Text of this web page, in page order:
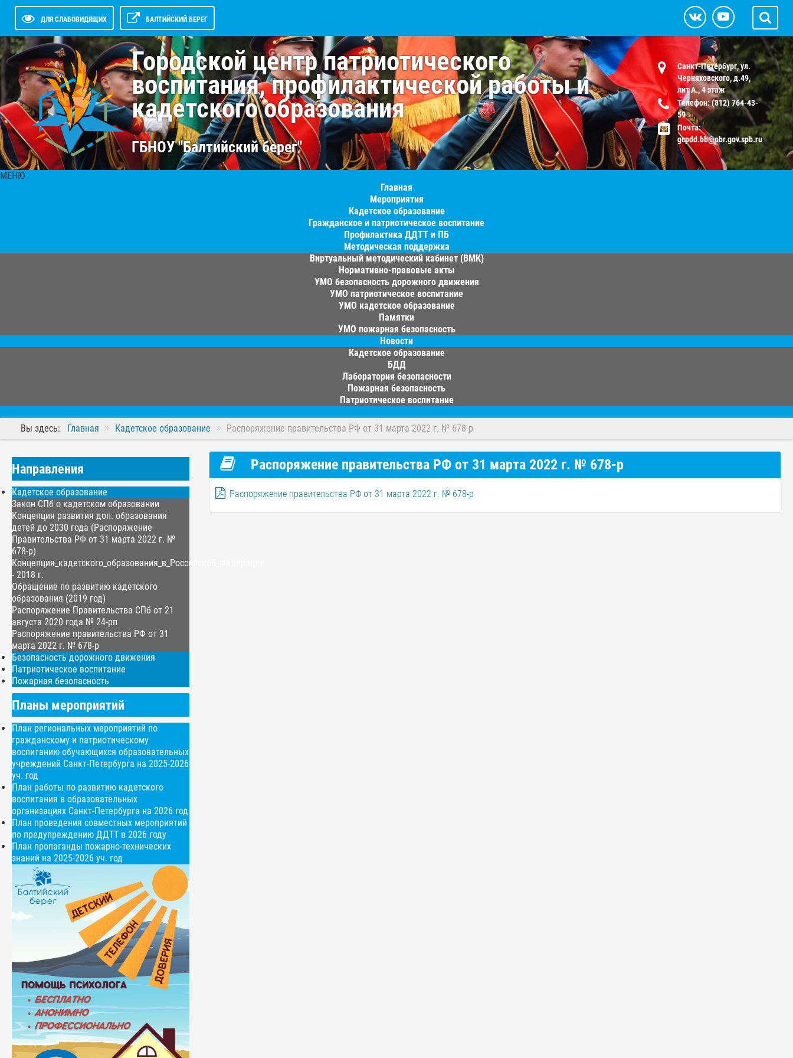
ДЛЯ СЛАБОВИДЯЩИХ БАЛТИЙСКИЙ БЕРЕГ
Городской центр патриотического
воспитания, профилактической работы и
кадетского образования
ГБНОУ "Балтийский берег"
Санкт-Петербург, ул.
Черняховского, д.49,
лит А., 4 этаж
Телефон: (812) 764-43-
59
Почта:
gcpdd.bb@obr.gov.spb.ru
МЕНЮ
Главная
Мероприятия
Кадетское образование
Гражданское и патриотическое воспитание
Профилактика ДДТТ и ПБ
Методическая поддержка
Виртуальный методический кабинет (ВМК)
Нормативно-правовые акты
УМО безопасность дорожного движения
УМО патриотическое воспитание
УМО кадетское образование
Памятки
УМО пожарная безопасность
Новости
Кадетское образование
БДД
Лаборатория безопасности
Пожарная безопасность
Патриотическое воспитание
Вы здесь: Главная Кадетское образование Распоряжение правительства РФ от 31 марта 2022 г. № 678-р
Направления
Кадетское образование
Закон СПб о кадетском образовании
Концепция развития доп. образования
детей до 2030 года (Распоряжение
Правительства РФ от 31 марта 2022 г. №
678-р)
Концепция_кадетского_образования_в_Российской_Федерации
- 2018 г.
Обращение по развитию кадетского
образования (2019 год)
Распоряжение Правительства СПб от 21
августа 2020 года № 24-рп
Распоряжение правительства РФ от 31
марта 2022 г. № 678-р
Безопасность дорожного движения
Патриотическое воспитание
Пожарная безопасность
Планы мероприятий
План региональных мероприятий по
гражданскому и патриотическому
воспитанию обучающихся образовательных
учреждений Санкт-Петербурга на 2025-2026
уч. год
План работы по развитию кадетского
воспитания в образовательных
организациях Санкт-Петербурга на 2026 год
План проведения совместных мероприятий
по предупреждению ДДТТ в 2026 году
План пропаганды пожарно-технических
знаний на 2025-2026 уч. год
Распоряжение правительства РФ от 31 марта 2022 г. № 678-р
Распоряжение правительства РФ от 31 марта 2022 г. № 678-р